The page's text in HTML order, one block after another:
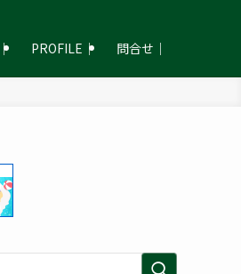
PROFILE｜ 問合せ｜